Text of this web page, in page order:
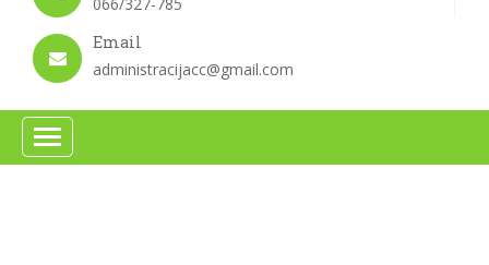
Email
administracijacc@gmail.com